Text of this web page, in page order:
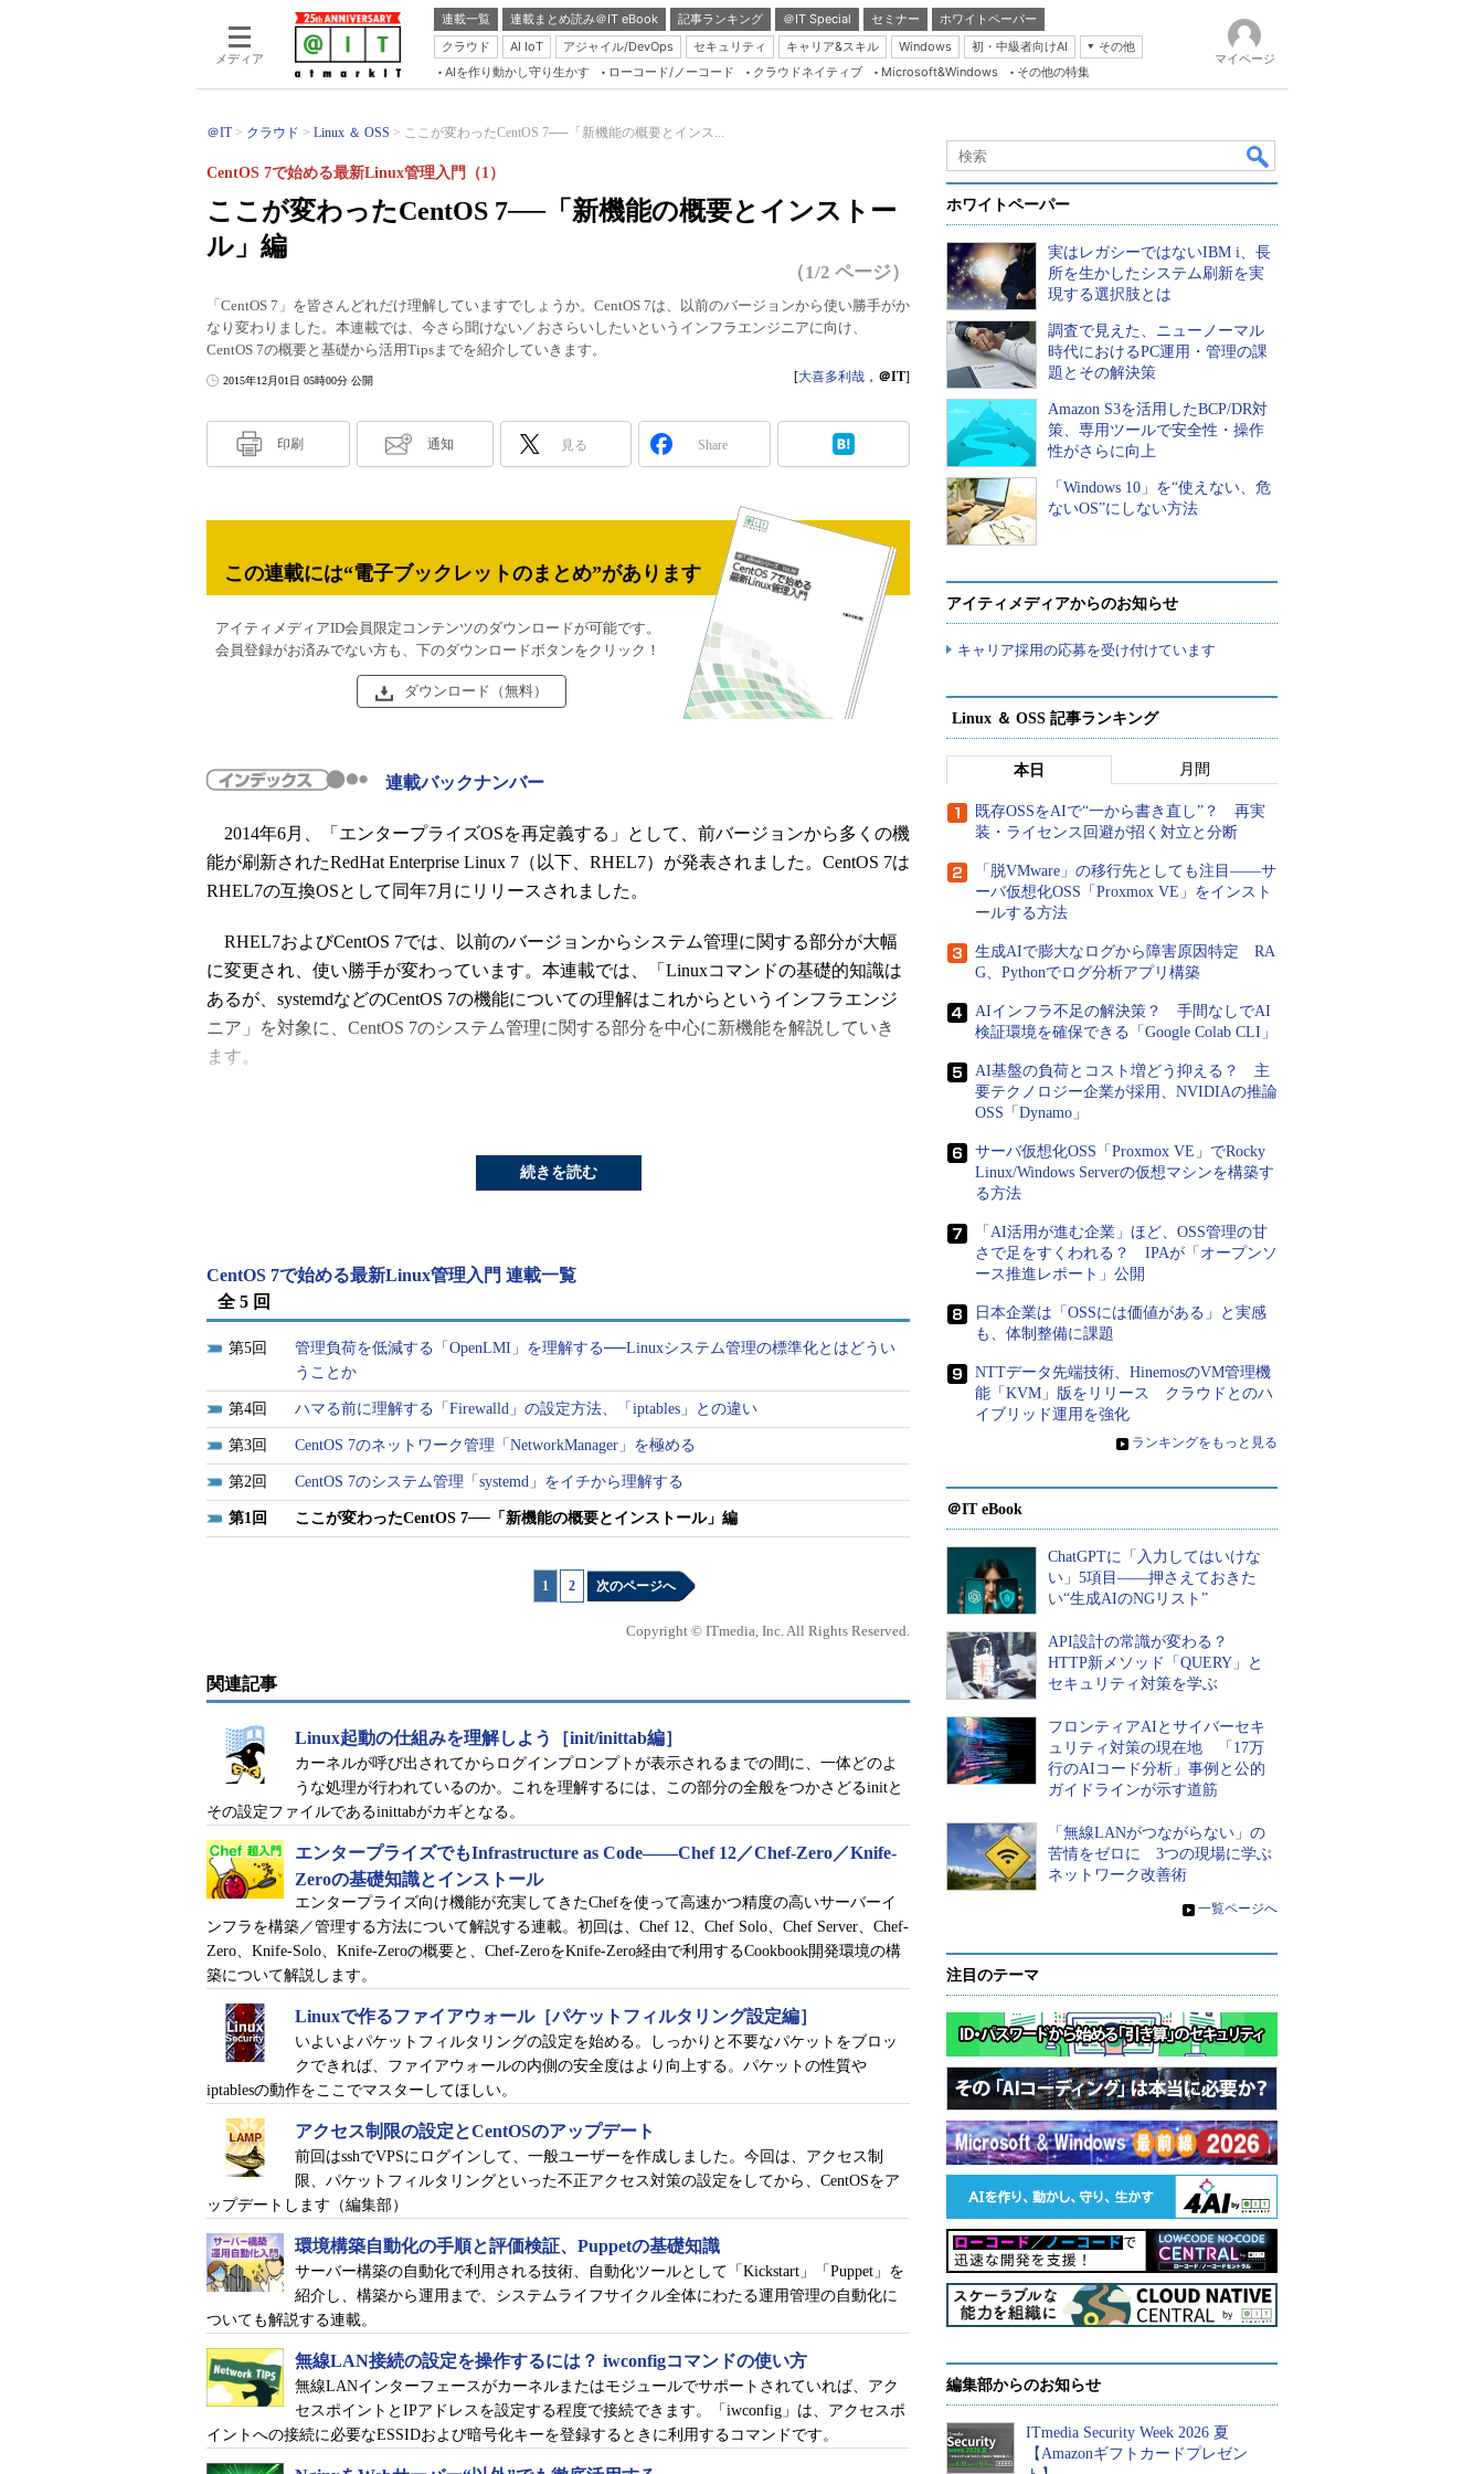
メディア
連載一覧 連載まとめ読み＠IT eBook 記事ランキング ＠IT Special セミナー
ホワイトペーパー
クラウド
AI IoT アジャイル/DevOps セキュリティ キャリア&スキル Windows 初・中級者向けAI
その他
Server & Storage
Database Expert
Linux ＆ OSS
Master of IP Network
Security & Trust
AIを作り動かし守り生かす ローコード/ノーコード クラウドネイティブ Microsoft&Windows その他の特集
マイページ
＠IT クラウド Linux ＆ OSS ここが変わったCentOS 7──「新機能の概要とインス...
ここが変わったCentOS 7──「新機能の概要とインストー
ル」編
CentOS 7で始める最新Linux管理入門（1）
（1/2 ページ）
「CentOS 7」を皆さんどれだけ理解していますでしょうか。CentOS 7は、以前のバージョンから使い勝手がか
なり変わりました。本連載では、今さら聞けない／おさらいしたいというインフラエンジニアに向け、
CentOS 7の概要と基礎から活用Tipsまでを紹介していきます。
2015年12月01日 05時00分 公開 [大喜多利哉 ， ＠IT]
印刷 通知 見る Share
この連載には“電子ブックレットのまとめ”があります
アイティメディアID会員限定コンテンツのダウンロードが可能です。
会員登録がお済みでない方も、下のダウンロードボタンをクリック！
ダウンロード（無料）
連載バックナンバー
2014年6月、「エンタープライズOSを再定義する」として、前バージョンから多くの機
能が刷新されたRedHat Enterprise Linux 7（以下、RHEL7）が発表されました。CentOS 7は
RHEL7の互換OSとして同年7月にリリースされました。
RHEL7およびCentOS 7では、以前のバージョンからシステム管理に関する部分が大幅
に変更され、使い勝手が変わっています。本連載では、「Linuxコマンドの基礎的知識は
あるが、systemdなどのCentOS 7の機能についての理解はこれからというインフラエンジ
ニア」を対象に、CentOS 7のシステム管理に関する部分を中心に新機能を解説していき
ます。
ここが変わった「CentOS 7」
システムの高性能化に伴い、これまで採用されてきた
ネットワーク管理方式の変更
これまでのCentOSでは、ネットワークの管理は主に設定ファイルを直接書き換える方
式がメインでした。CentOS 7では、NetworkManagerとiproute2の搭載により、GUI／CLI
ベースでの管理に変更されています。
CentOS 7では、パケットフィルタリングを司るnetfilterのフロントエンドが
リリースは64ビット版のみ
CentOS 7は64ビット版のみのリリースとなりました。32ビット版は廃止されます。
対応論理CPU数が64から「160」に増加
CentOS 6では、対応する論理CPU数が最大64でした。CentOS 7では
をサポートします。その背景にはサーバーハードウエアの進化と仮想化技術／クラウド
基盤の普及が影響していると考えられます。
カーネルが「3.10.0」に
ディストリビューションよりも比較的「（よい意味で）枯れた」バージョンのLinuxカー
ネルが採用されてきました。
しかしRHEL7では、標準のLinuxカーネルバージョンが3.x系になりました。互換OSで
あるCentOS 7でも同様に3.x系になります。
これにより、以下の機能を実現します。
テラバイトクラスの大規模メモリに対応
テラバイトクラスのメモリを搭載した場合のkdumpに対応
zswapと呼ばれるOSのスワップメモリを圧縮する技術により、ディスクI/Oの低減で
性能向上を試みる仕組みを搭載
アプリケーションなどのプロセスの配置を自動的に行い、性能改善を試みる機能を
搭載
「XFS」が標準のファイルシステムに
続きを読む
CentOS 7で始める最新Linux管理入門 連載一覧
全 5 回
5
管理負荷を低減する「OpenLMI」を理解する──Linuxシステム管理の標準化とはどうい
うことか
4 ハマる前に理解する「Firewalld」の設定方法、「iptables」との違い
3 CentOS 7のネットワーク管理「NetworkManager」を極める
2 CentOS 7のシステム管理「systemd」をイチから理解する
1 ここが変わったCentOS 7──「新機能の概要とインストール」編
1 2 次のページへ
Copyright © ITmedia, Inc. All Rights Reserved.
関連記事
Linux起動の仕組みを理解しよう［init/inittab編］
カーネルが呼び出されてからログインプロンプトが表示されるまでの間に、一体どのよ
うな処理が行われているのか。これを理解するには、この部分の全般をつかさどるinitと
その設定ファイルであるinittabがカギとなる。
エンタープライズでもInfrastructure as Code――Chef 12／Chef-Zero／Knife-
Zeroの基礎知識とインストール
エンタープライズ向け機能が充実してきたChefを使って高速かつ精度の高いサーバーイ
ンフラを構築／管理する方法について解説する連載。初回は、Chef 12、Chef Solo、Chef Server、Chef-
Zero、Knife-Solo、Knife-Zeroの概要と、Chef-ZeroをKnife-Zero経由で利用するCookbook開発環境の構
築について解説します。
Linuxで作るファイアウォール［パケットフィルタリング設定編］
いよいよパケットフィルタリングの設定を始める。しっかりと不要なパケットをブロッ
クできれば、ファイアウォールの内側の安全度はより向上する。パケットの性質や
iptablesの動作をここでマスターしてほしい。
アクセス制限の設定とCentOSのアップデート
前回はsshでVPSにログインして、一般ユーザーを作成しました。今回は、アクセス制
限、パケットフィルタリングといった不正アクセス対策の設定をしてから、CentOSをア
ップデートします（編集部）
環境構築自動化の手順と評価検証、Puppetの基礎知識
サーバー構築の自動化で利用される技術、自動化ツールとして「Kickstart」「Puppet」を
紹介し、構築から運用まで、システムライフサイクル全体にわたる運用管理の自動化に
ついても解説する連載。
無線LAN接続の設定を操作するには？ iwconfigコマンドの使い方
無線LANインターフェースがカーネルまたはモジュールでサポートされていれば、アク
セスポイントとIPアドレスを設定する程度で接続できます。「iwconfig」は、アクセスポ
イントへの接続に必要なESSIDおよび暗号化キーを登録するときに利用するコマンドです。
ホワイトペーパー
実はレガシーではないIBM i、長
所を生かしたシステム刷新を実
現する選択肢とは
調査で見えた、ニューノーマル
時代におけるPC運用・管理の課
題とその解決策
Amazon S3を活用したBCP/DR対
策、専用ツールで安全性・操作
性がさらに向上
「Windows 10」を“使えない、危
ないOS”にしない方法
アイティメディアからのお知らせ
キャリア採用の応募を受け付けています
Linux ＆ OSS 記事ランキング
本日 月間
既存OSSをAIで“一から書き直し”？ 再実
装・ライセンス回避が招く対立と分断
「脱VMware」の移行先としても注目――サ
ーバ仮想化OSS「Proxmox VE」をインスト
ールする方法
生成AIで膨大なログから障害原因特定 RA
G、Pythonでログ分析アプリ構築
AIインフラ不足の解決策？ 手間なしでAI
検証環境を確保できる「Google Colab CLI」
AI基盤の負荷とコスト増どう抑える？ 主
要テクノロジー企業が採用、NVIDIAの推論
OSS「Dynamo」
サーバ仮想化OSS「Proxmox VE」でRocky
Linux/Windows Serverの仮想マシンを構築す
る方法
「AI活用が進む企業」ほど、OSS管理の甘
さで足をすくわれる？ IPAが「オープンソ
ース推進レポート」公開
日本企業は「OSSには価値がある」と実感
も、体制整備に課題
NTTデータ先端技術、HinemosのVM管理機
能「KVM」版をリリース クラウドとのハ
イブリッド運用を強化
» ランキングをもっと見る
＠IT eBook
ChatGPTに「入力してはいけな
い」5項目――押さえておきた
い“生成AIのNGリスト”
API設計の常識が変わる？
HTTP新メソッド「QUERY」と
セキュリティ対策を学ぶ
フロンティアAIとサイバーセキ
ュリティ対策の現在地 「17万
行のAIコード分析」事例と公的
ガイドラインが示す道筋
「無線LANがつながらない」の
苦情をゼロに 3つの現場に学ぶ
ネットワーク改善術
» 一覧ページへ
注目のテーマ
編集部からのお知らせ
ITmedia Security Week 2026 夏
【Amazonギフトカードプレゼン